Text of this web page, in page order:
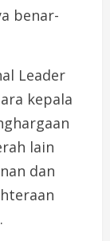
benar-
Leader
kepala
lain
dan